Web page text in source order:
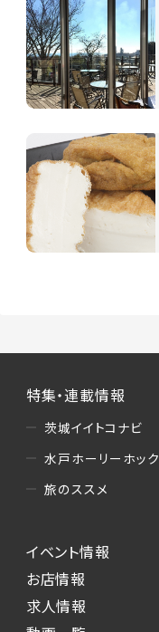
特集・連載情報
茨城イイトコナビ
水戸ホーリーホック
旅のススメ
イベント情報
お店情報
求人情報